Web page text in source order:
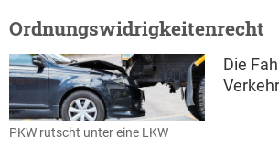
Ordnungswidrigkeitenrecht
PKW rutscht unter eine LKW
Die